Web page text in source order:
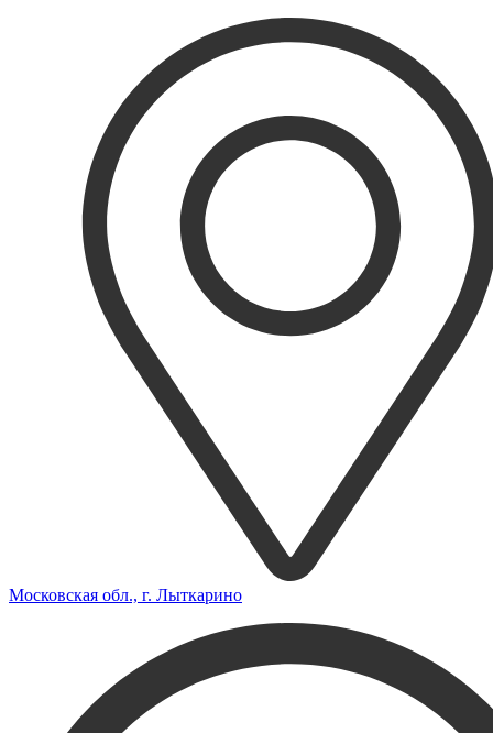
Московская обл., г. Лыткарино